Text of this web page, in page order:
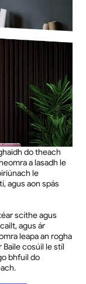
do theach
a lasadh le
le
agus aon spás
scíthe agus
agus ár
leapa an rogha
cosúil le stíl
bhfuil do